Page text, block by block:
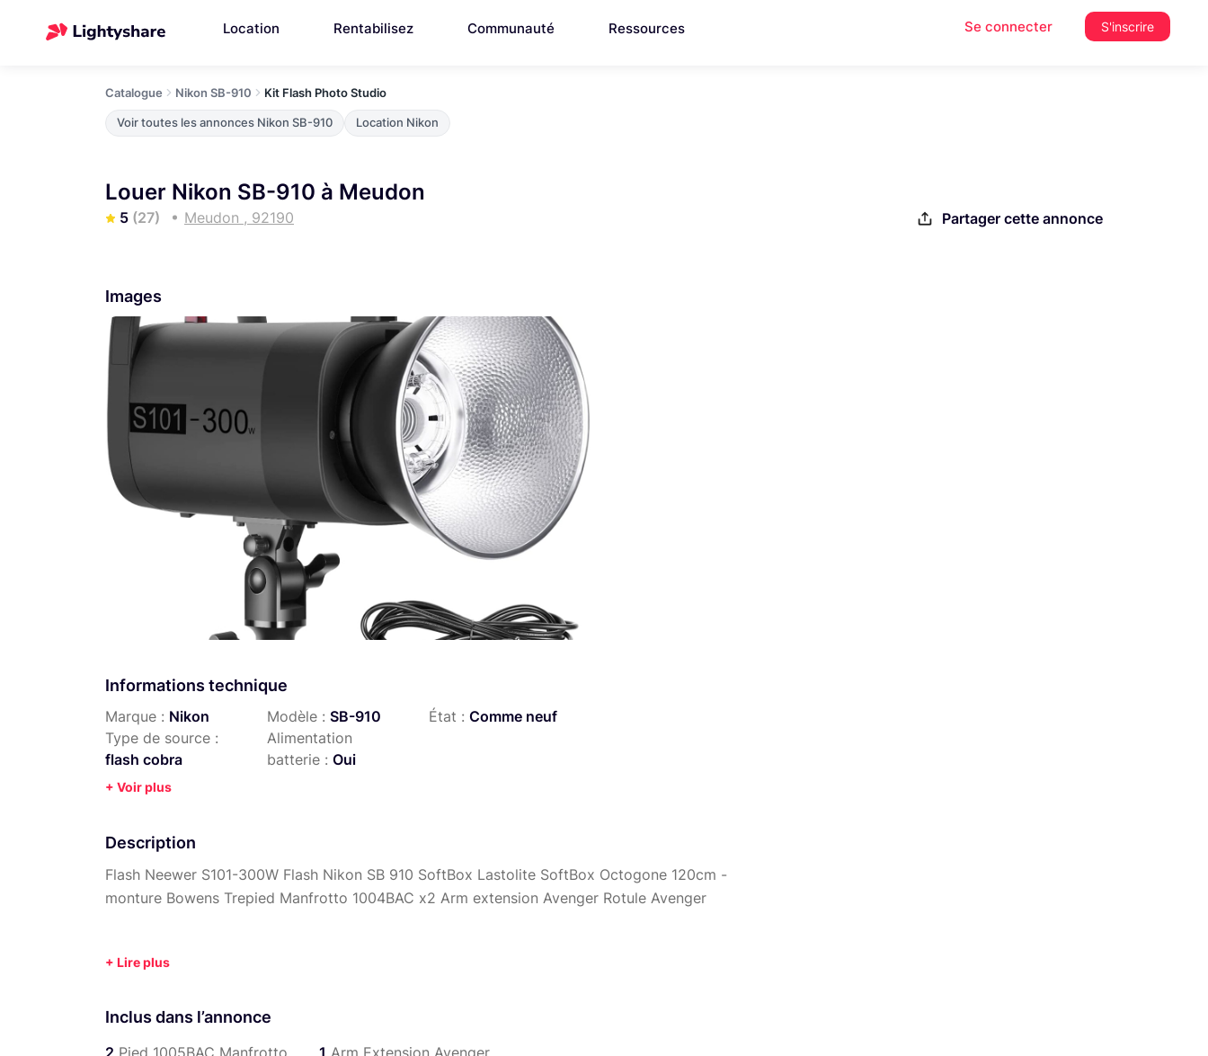
Location Rentabilisez Communauté Ressources Se connecter S'inscrire
Catalogue Nikon SB-910 Kit Flash Photo Studio
Voir toutes les annonces Nikon SB-910 Location Nikon
Louer Nikon SB-910 à Meudon
5 (27) Meudon , 92190 Partager cette annonce
Images
Informations technique
Marque : Nikon Modèle : SB-910 État : Comme neuf
Type de source :
flash cobra
Alimentation
batterie : Oui
+ Voir plus
Description
Flash Neewer S101-300W Flash Nikon SB 910 SoftBox Lastolite SoftBox Octogone 120cm -
monture Bowens Trepied Manfrotto 1004BAC x2 Arm extension Avenger Rotule Avenger
Inclus dans l’annonce
2 Pied 1005BAC Manfrotto
1 Arm Extension Avenger